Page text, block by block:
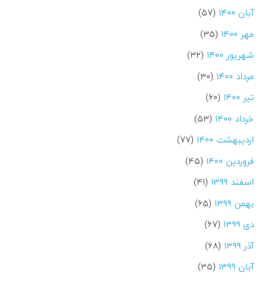
آبان ۱۴۰۰
(۵۷)
مهر ۱۴۰۰
(۳۵)
شهریور ۱۴۰۰
(۳۲)
مرداد ۱۴۰۰
(۳۰)
تیر ۱۴۰۰
(۶۰)
خرداد ۱۴۰۰
(۵۳)
اردیبهشت ۱۴۰۰
(۷۷)
فروردین ۱۴۰۰
(۴۵)
اسفند ۱۳۹۹
(۴۱)
بهمن ۱۳۹۹
(۶۵)
دی ۱۳۹۹
(۶۷)
آذر ۱۳۹۹
(۶۸)
آبان ۱۳۹۹
(۳۵)